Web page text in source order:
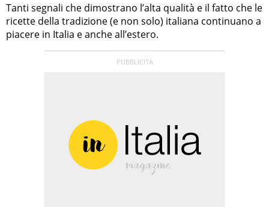
Tanti segnali che dimostrano l’alta qualità e il fatto che le
ricette della tradizione (e non solo) italiana continuano a
piacere in Italia e anche all’estero.